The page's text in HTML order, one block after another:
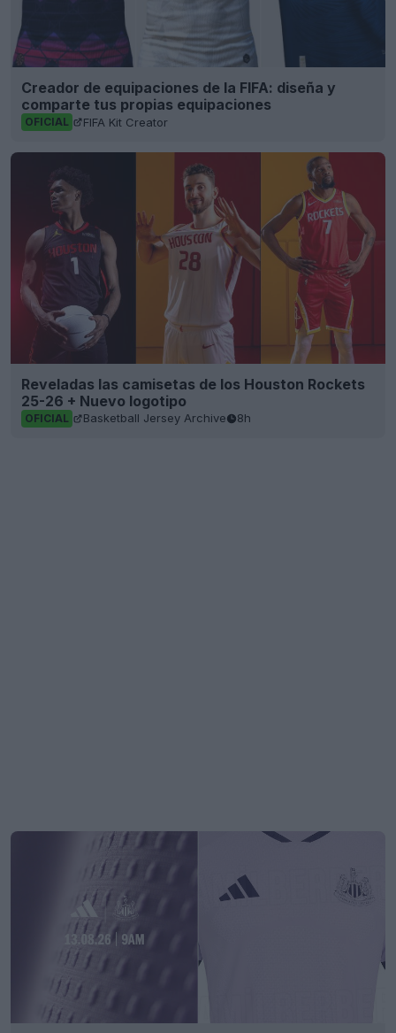
Creador de equipaciones de la FIFA: diseña y
comparte tus propias equipaciones
OFICIAL FIFA Kit Creator
Reveladas las camisetas de los Houston Rockets
25-26 + Nuevo logotipo
OFICIAL Basketball Jersey Archive 8h